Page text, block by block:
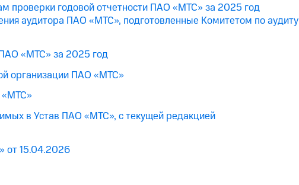
проверки годовой отчетности ПАО «МТС» за 2025 год
аудитора ПАО «МТС», подготовленные Комитетом по аудиту
«МТС» за 2025 год
организации ПАО «МТС»
«МТС»
в Устав ПАО «МТС», с текущей редакцией
от 15.04.2026